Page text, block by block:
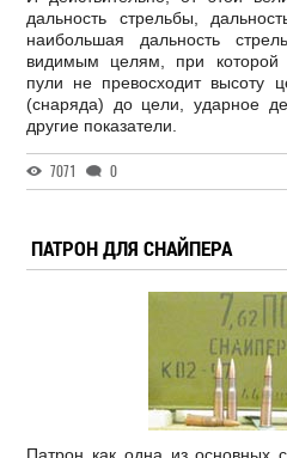
дальность стрельбы,
наибольшая дальность
видимым целям, при которой
пули не превосходит высоту
(снаряда) до цели, ударное
другие показатели.
7071 0
ПАТРОН ДЛЯ СНАЙПЕРА